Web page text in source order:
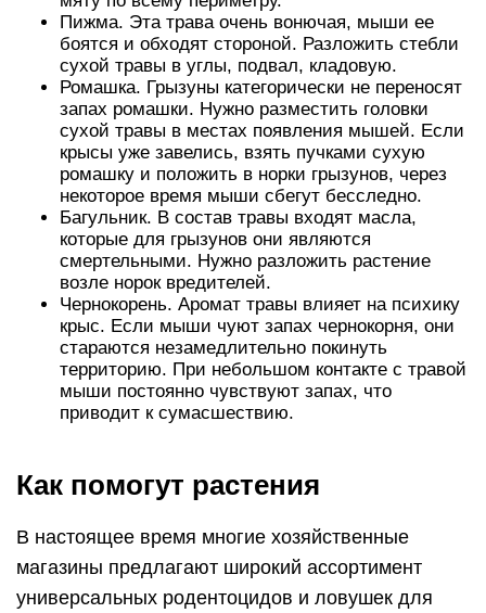
Пижма. Эта трава очень вонючая, мыши ее
боятся и обходят стороной. Разложить стебли
сухой травы в углы, подвал, кладовую.
Ромашка. Грызуны категорически не переносят
запах ромашки. Нужно разместить головки
сухой травы в местах появления мышей. Если
крысы уже завелись, взять пучками сухую
ромашку и положить в норки грызунов, через
некоторое время мыши сбегут бесследно.
Багульник. В состав травы входят масла,
которые для грызунов они являются
смертельными. Нужно разложить растение
возле норок вредителей.
Чернокорень. Аромат травы влияет на психику
крыс. Если мыши чуют запах чернокорня, они
стараются незамедлительно покинуть
территорию. При небольшом контакте с травой
мыши постоянно чувствуют запах, что
приводит к сумасшествию.
Как помогут растения
В настоящее время многие хозяйственные
магазины предлагают широкий ассортимент
универсальных родентоцидов и ловушек для